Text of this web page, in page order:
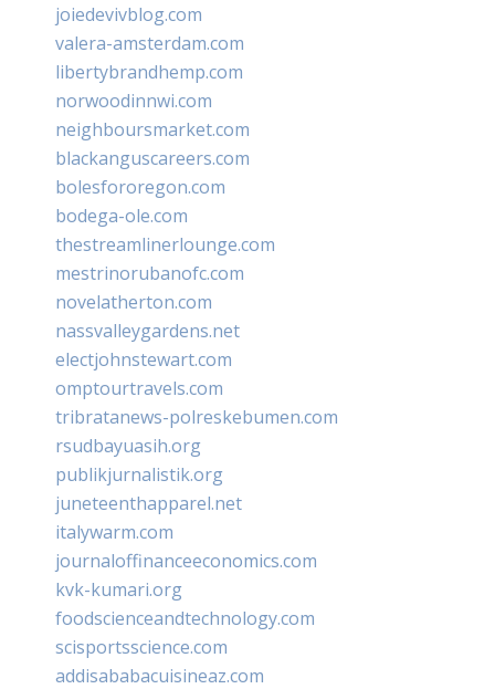
joiedevivblog.com
valera-amsterdam.com
libertybrandhemp.com
norwoodinnwi.com
neighboursmarket.com
blackanguscareers.com
bolesfororegon.com
bodega-ole.com
thestreamlinerlounge.com
mestrinorubanofc.com
novelatherton.com
nassvalleygardens.net
electjohnstewart.com
omptourtravels.com
tribratanews-polreskebumen.com
rsudbayuasih.org
publikjurnalistik.org
juneteenthapparel.net
italywarm.com
journaloffinanceeconomics.com
kvk-kumari.org
foodscienceandtechnology.com
scisportsscience.com
addisababacuisineaz.com